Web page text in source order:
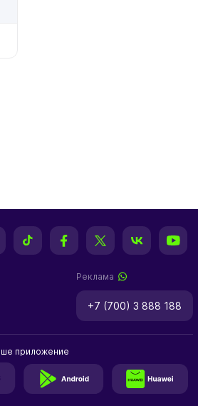
Реклама
+7 (700) 3 888 188
приложение